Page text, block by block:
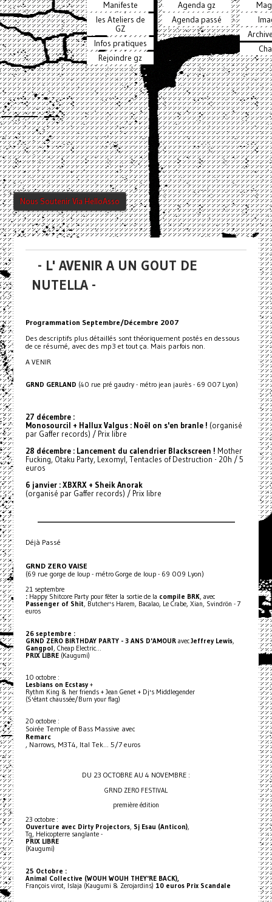
Manifeste
les Ateliers de
GZ
Infos pratiques
Rejoindre gz
Agenda gz
Agenda passé
Nous Soutenir Via HelloAsso
- L' AVENIR A UN GOUT DE
NUTELLA -
Programmation Septembre/Décembre 2007
Des descriptifs plus détaillés sont théoriquement postés en dessous
de ce résumé, avec des mp3 et tout ça. Mais parfois non.
A VENIR
GRND GERLAND (40 rue pré gaudry - métro jean jaurès - 69 007 Lyon)
27 décembre :
Monosourcil + Hallux Valgus : Noël on s'en branle ! (organisé
par Gaffer records) / Prix libre
28 décembre : Lancement du calendrier Blackscreen ! Mother
Fucking, Otaku Party, Lexomyl, Tentacles of Destruction - 20h / 5
euros
6 janvier : XBXRX + Sheik Anorak
(organisé par Gaffer records) / Prix libre
Déjà Passé
GRND ZERO VAISE
(69 rue gorge de loup - métro Gorge de loup - 69 009 Lyon)
21 septembre
:Happy Shitcore Party pour fêter la sortie de la compile BRK, avec
Passenger of Shit, Butcher's Harem, Bacalao, Le Crabe, Xian, Svindrön - 7
euros
26 septembre :
GRND ZERO BIRTHDAY PARTY - 3 ANS D'AMOURavecJeffrey Lewis,
Gangpol, Cheap Electric...
PRIX LIBRE (Kaugumi)
10 octobre :
Lesbians on Ecstasy+
Rythm King & her friends + Jean Genet + Dj's Middlegender
(S'étant chaussée/Burn your flag)
20 octobre :
Soirée Temple of Bass Massive avec
Remarc
, Narrows, M3T4, Ital Tek... 5/7 euros
DU 23 OCTOBRE AU 4 NOVEMBRE :
GRND ZERO FESTIVAL
première édition
23 octobre :
Ouverture avec Dirty Projectors, Sj Esau (Anticon),
Tg, Helicopterre sanglante -
PRIX LIBRE
(Kaugumi)
25 Octobre :
Animal Collective (WOUH WOUH THEY'RE BACK),
François virot, Islaja (Kaugumi & Zerojardins) 10 euros Prix Scandale